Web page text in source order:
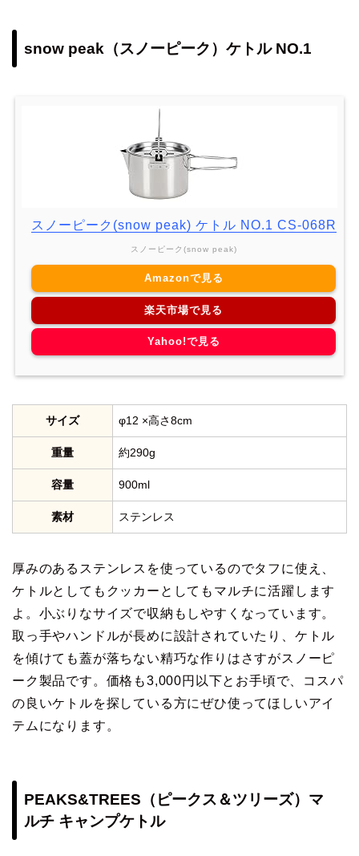
snow peak（スノーピーク）ケトル NO.1
スノーピーク(snow peak) ケトル NO.1 CS-068R
スノーピーク(snow peak)
Amazonで見る
楽天市場で見る
Yahoo!で見る
サイズ φ12 ×高さ8cm
重量 約290g
容量 900ml
素材 ステンレス
厚みのあるステンレスを使っているのでタフに使え、
ケトルとしてもクッカーとしてもマルチに活躍します
よ。小ぶりなサイズで収納もしやすくなっています。
取っ手やハンドルが長めに設計されていたり、ケトル
を傾けても蓋が落ちない精巧な作りはさすがスノーピ
ーク製品です。価格も3,000円以下とお手頃で、コスパ
の良いケトルを探している方にぜひ使ってほしいアイ
テムになります。
PEAKS&TREES（ピークス＆ツリーズ）マ
ルチ キャンプケトル